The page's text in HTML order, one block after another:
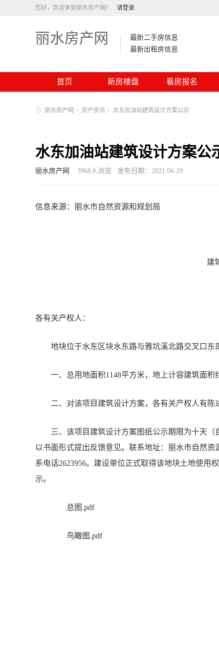
您好，欢迎来到丽水房产网！ 请登录
丽水房产网
最新二手房信息
最新出租房信息
首页 新房楼盘 看房报名
丽水房产网 > 房产资讯 > 水东加油站建筑设计方案公示
水东加油站建筑设计方案公
丽水房产网 3968人浏览 发布日期：2021.06.29
信息来源： 丽水市自然资源和规划局
建
各有关产权人：
地块位于水东区块水东路与雅坑溪北路交叉口
一、总用地面积1148平方米，地上计容建筑面积
二、对该项目建筑设计方案，各有关产权人有陈
三、该项目建筑设计方案图纸公示期限为十天（
以书面形式提出反馈意见。联系地址：丽水市自然
系电话2623956。建设单位正式取得该地块土地使用
示。
总图.pdf
鸟瞰图.pdf